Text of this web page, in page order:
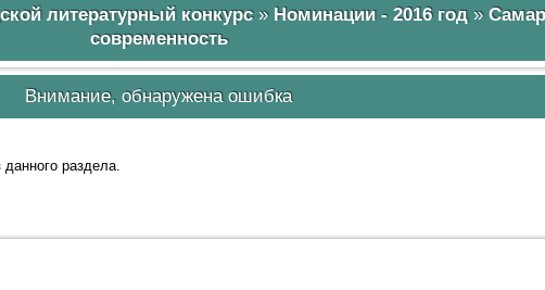
литературный конкурс» Номинации - 2016 год»
современность
Внимание, обнаружена ошибка
раздела.